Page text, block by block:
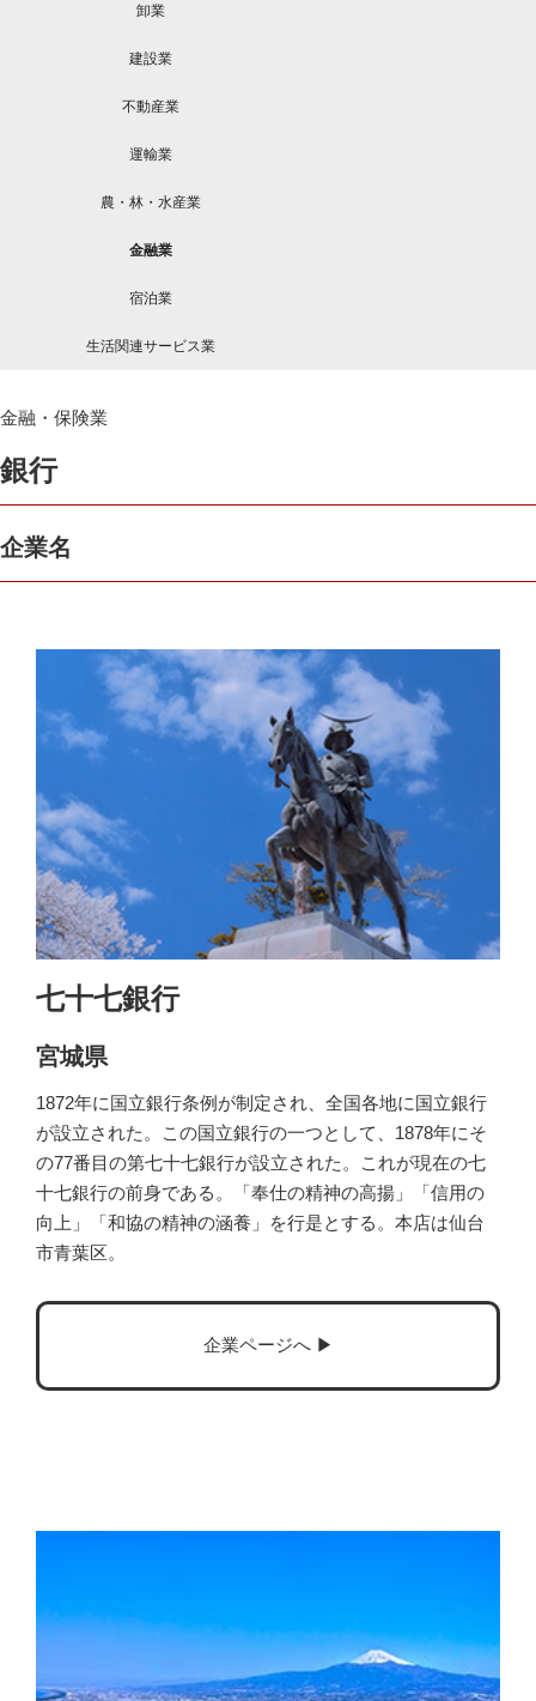
卸業
建設業
不動産業
運輸業
農・林・水産業
金融業
宿泊業
生活関連サービス業
金融・保険業
銀行
企業名
七十七銀行
宮城県
1872年に国立銀行条例が制定され、全国各地に国立銀行
が設立された。この国立銀行の一つとして、1878年にそ
の77番目の第七十七銀行が設立された。これが現在の七
十七銀行の前身である。「奉仕の精神の高揚」「信用の
向上」「和協の精神の涵養」を行是とする。本店は仙台
市青葉区。
企業ページへ ▶︎